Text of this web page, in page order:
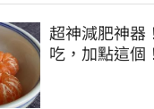
超神減肥神器
吃，加點這個